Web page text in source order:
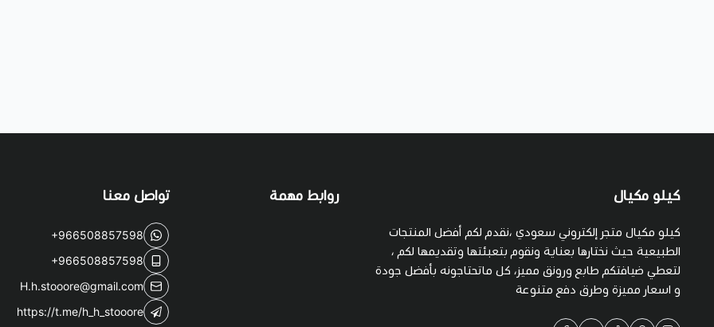
كيلو مكيال
كيلو مكيال متجر إلكتروني سعودي ،نقدم لكم أفضل المنتجات
الطبيعية حيث نختارها بعناية ونقوم بتعبئتها وتقديمها لكم ،
لتعطي ضيافتكم طابع ورونق مميز، كل ماتحتاجونه بأفضل جودة
و اسعار مميزة وطرق دفع متنوعة
روابط مهمة تواصل معنا
+966508857598
+966508857598
H.h.stooore@gmail.com
https://t.me/h_h_stooore